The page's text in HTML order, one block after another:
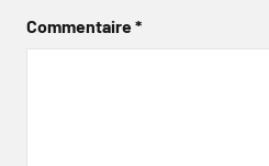
Commentaire*